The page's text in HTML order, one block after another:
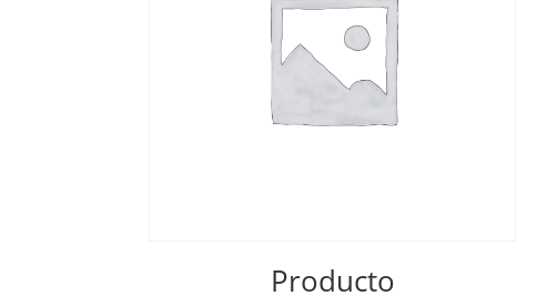
Producto